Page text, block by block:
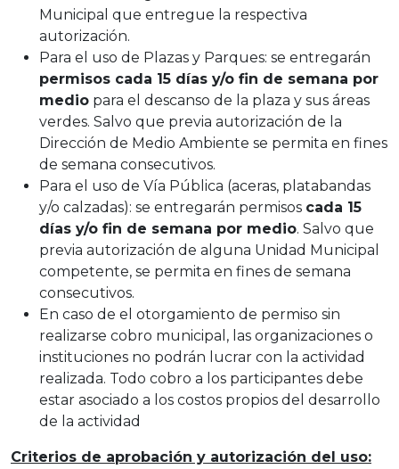
Municipal que entregue la respectiva
autorización.
Para el uso de Plazas y Parques: se entregarán
permisos cada 15 días y/o fin de semana por
medio para el descanso de la plaza y sus áreas
verdes. Salvo que previa autorización de la
Dirección de Medio Ambiente se permita en fines
de semana consecutivos.
Para el uso de Vía Pública (aceras, platabandas
y/o calzadas): se entregarán permisos cada 15
días y/o fin de semana por medio. Salvo que
previa autorización de alguna Unidad Municipal
competente, se permita en fines de semana
consecutivos.
En caso de el otorgamiento de permiso sin
realizarse cobro municipal, las organizaciones o
instituciones no podrán lucrar con la actividad
realizada. Todo cobro a los participantes debe
estar asociado a los costos propios del desarrollo
de la actividad
Criterios de aprobación y autorización del uso: